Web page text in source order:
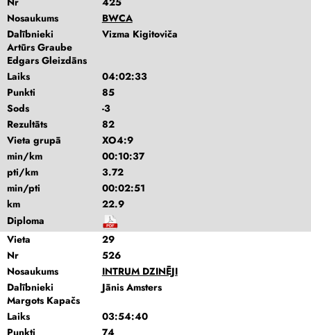
Nosaukums
BWCA
Dalībnieki
Vizma Kigitoviča
Artūrs Graube
Edgars Gleizdāns
Laiks
04:02:33
Punkti
85
Sods
-3
Rezultāts
82
Vieta grupā
XO4:9
min/km
00:10:37
pti/km
3.72
min/pti
00:02:51
km
22.9
Diploma
Vieta
29
Nr
526
Nosaukums
INTRUM DZINĒJI
Dalībnieki
Jānis Amsters
Margots Kapačs
Laiks
03:54:40
Punkti
74